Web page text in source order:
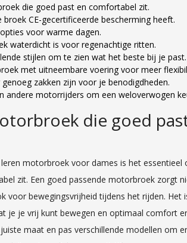
die goed past en comfortabel zit.
CE-gecertificeerde bescherming heeft.
voor warme dagen.
waterdicht is voor regenachtige ritten.
stijlen om te zien wat het beste bij je past.
met uitneembare voering voor meer
zakken zijn voor je benodigdheden.
andere motorrijders om een weloverwogen
die goed
motorbroek voor dames is het essentieel
zit. Een goed passende motorbroek zorgt
voor bewegingsvrijheid tijdens het rijden. Het
je je vrij kunt bewegen en optimaal comfort
maat en pas verschillende modellen om